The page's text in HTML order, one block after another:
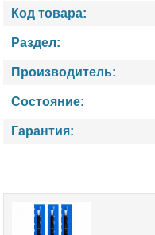
Код товара:
Раздел:
Производитель:
Состояние:
Гарантия: